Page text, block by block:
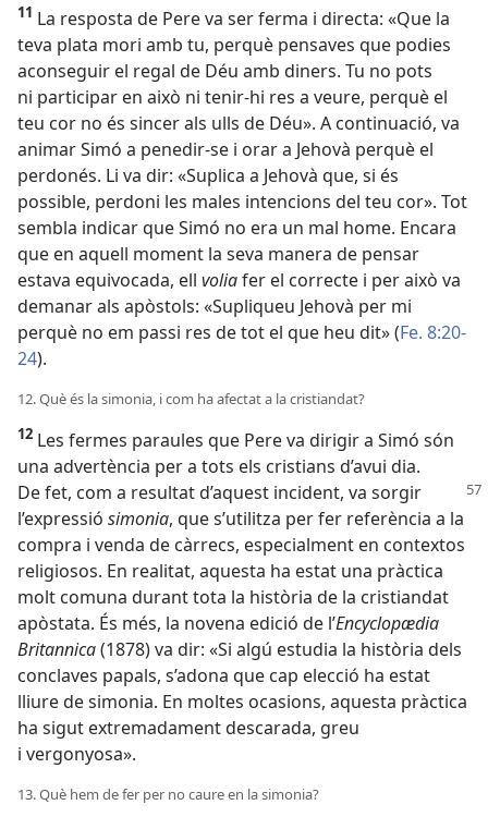
11 La resposta de Pere va ser ferma i directa: «Que la
teva plata mori amb tu, perquè pensaves que podies
aconseguir el regal de Déu amb diners. Tu no pots
ni participar en això ni tenir-hi res a veure, perquè el
teu cor no és sincer als ulls de Déu». A continuació, va
animar Simó a penedir-se i orar a Jehovà perquè el
perdonés. Li va dir: «Suplica a Jehovà que, si és
possible, perdoni les males intencions del teu cor». Tot
sembla indicar que Simó no era un mal home. Encara
que en aquell moment la seva manera de pensar
estava equivocada, ell voliafer el correcte i per això va
demanar als apòstols: «Supliqueu Jehovà per mi
perquè no em passi res de tot el que heu dit» (Fe. 8:20-
24).
12. Què és la simonia, i com ha afectat a la cristiandat?
12 Les fermes paraules que Pere va dirigir a Simó són
una advertència per a tots els cristians d’avui dia.
De fet, com a resultat d’aquest incident, va sorgir
l’expressió simonia, que s’utilitza per fer referència a la
compra i venda de càrrecs, especialment en contextos
religiosos. En realitat, aquesta ha estat una pràctica
molt comuna durant tota la història de la cristiandat
apòstata. És més, la novena edició de l’Encyclopædia
Britannica(1878) va dir: «Si algú estudia la història dels
conclaves papals, s’adona que cap elecció ha estat
lliure de simonia. En moltes ocasions, aquesta pràctica
ha sigut extremadament descarada, greu
i vergonyosa».
13. Què hem de fer per no caure en la simonia?